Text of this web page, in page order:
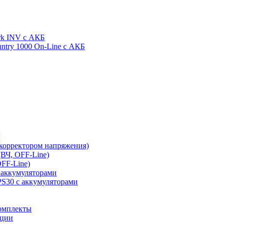
INV с АКБ
1000 On-Line с АКБ
напряжения)
OFF-Line)
Line)
с аккумуляторами